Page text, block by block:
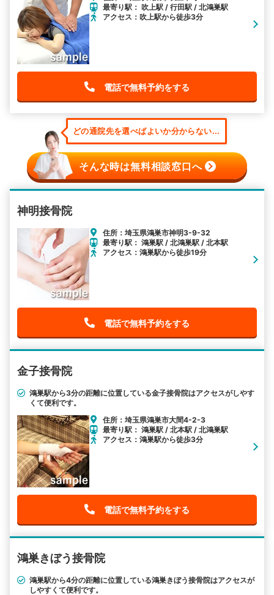
最寄り駅： 吹上駅 / 行田駅 / 北鴻巣駅
アクセス：吹上駅から徒歩3分
電話で無料予約をする
どの通院先を選べばよいか分からない...
そんな時は無料相談窓口へ
神明接骨院
住所：埼玉県鴻巣市神明3-9-32
最寄り駅： 鴻巣駅 / 北鴻巣駅 / 北本駅
アクセス：鴻巣駅から徒歩19分
電話で無料予約をする
金子接骨院
鴻巣駅から3分の距離に位置している金子接骨院はアクセスがしやす
くて便利です。
住所：埼玉県鴻巣市大間4-2-3
最寄り駅： 鴻巣駅 / 北本駅 / 北鴻巣駅
アクセス：鴻巣駅から徒歩3分
電話で無料予約をする
鴻巣きぼう接骨院
鴻巣駅から4分の距離に位置している鴻巣きぼう接骨院はアクセスが
しやすくて便利です。